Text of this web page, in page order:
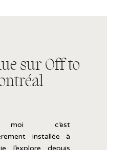
sur Off to
moi c’est
installéeà